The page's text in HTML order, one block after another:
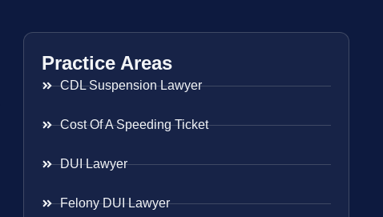
Practice Areas
CDL Suspension Lawyer
Cost Of A Speeding Ticket
DUI Lawyer
Felony DUI Lawyer